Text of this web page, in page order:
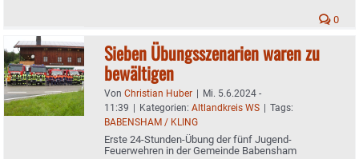
0
Sieben Übungsszenarien waren zu
bewältigen
Von Christian Huber | Mi. 5.6.2024 -
11:39 | Kategorien: Altlandkreis WS | Tags:
BABENSHAM / KLING
Erste 24-Stunden-Übung der fünf Jugend-
Feuerwehren in der Gemeinde Babensham